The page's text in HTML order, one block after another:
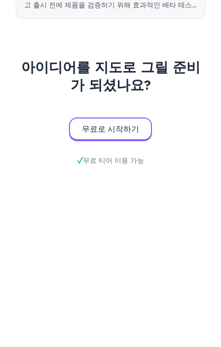
고 출시 전에 제품을 검증하기 위해 효과적인 베타 테스
아이디어를 지도로 그릴 준비
가 되셨나요?
무료로 시작하기
무료 티어 이용 가능